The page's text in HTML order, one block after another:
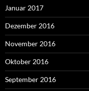
Januar 2017
Dezember 2016
November 2016
Oktober 2016
September 2016